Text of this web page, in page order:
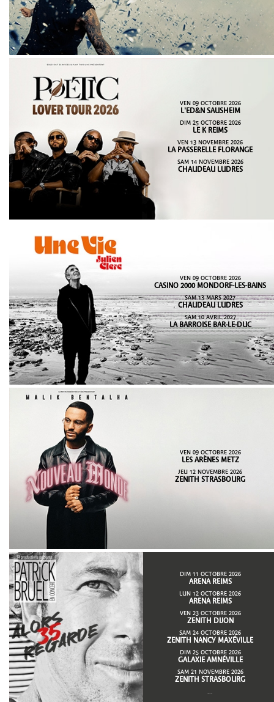
VEN 09 OCTOBRE 2026
L'ED&N SAUSHEIM
DIM 25 OCTOBRE 2026
LE K REIMS
VEN 13 NOVEMBRE 2026
LA PASSERELLE FLORANGE
SAM 14 NOVEMBRE 2026
CHAUDEAU LUDRES
VEN 09 OCTOBRE 2026
CASINO 2000 MONDORF-LES-BAINS
SAM 13 MARS 2027
CHAUDEAU LUDRES
SAM 10 AVRIL 2027
LA BARROISE BAR-LE-DUC
VEN 09 OCTOBRE 2026
LES ARÈNES METZ
JEU 12 NOVEMBRE 2026
ZENITH STRASBOURG
DIM 11 OCTOBRE 2026
ARENA REIMS
LUN 12 OCTOBRE 2026
ARENA REIMS
VEN 23 OCTOBRE 2026
ZENITH DIJON
SAM 24 OCTOBRE 2026
ZENITH NANCY MAXÉVILLE
DIM 25 OCTOBRE 2026
GALAXIE AMNÉVILLE
SAM 21 NOVEMBRE 2026
ZENITH STRASBOURG
...